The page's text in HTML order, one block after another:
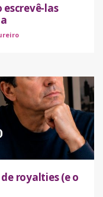
escrevê-las
royalties (e o